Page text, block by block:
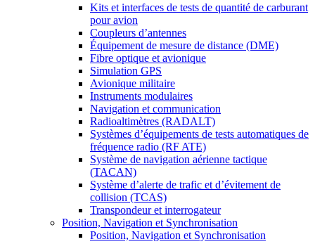
Kits et interfaces de tests de quantité de carburant
pour avion
Coupleurs d’antennes
Équipement de mesure de distance (DME)
Fibre optique et avionique
Simulation GPS
Avionique militaire
Instruments modulaires
Navigation et communication
Radioaltimètres (RADALT)
Systèmes d’équipements de tests automatiques de
fréquence radio (RF ATE)
Système de navigation aérienne tactique
(TACAN)
Système d’alerte de trafic et d’évitement de
collision (TCAS)
Transpondeur et interrogateur
Position, Navigation et Synchronisation
Position, Navigation et Synchronisation